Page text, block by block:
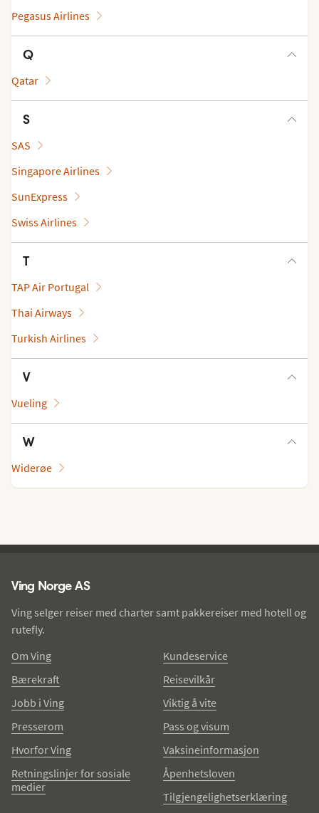
Pegasus Airlines
Q
Qatar
S
SAS
Singapore Airlines
SunExpress
Swiss Airlines
T
TAP Air Portugal
Thai Airways
Turkish Airlines
V
Vueling
W
Widerøe
Ving Norge AS
Ving selger reiser med charter samt pakkereiser med hotell og
rutefly.
Om Ving
Bærekraft
Jobb i Ving
Presserom
Hvorfor Ving
Retningslinjer for sosiale
medier
Kundeservice
Reisevilkår
Viktig å vite
Pass og visum
Vaksineinformasjon
Åpenhetsloven
Tilgjengelighetserklæring